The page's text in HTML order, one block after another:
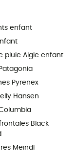
enfant
pluie Aigle enfant
Pyrenex
Hansen
Black
Meindl